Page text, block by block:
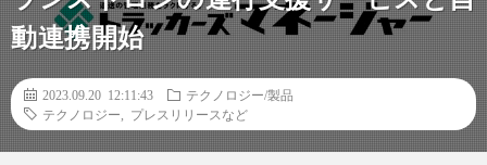
動連携開始
2023.09.20 12:11:43
テクノロジー/製品
テクノロジー
プレスリリースなど